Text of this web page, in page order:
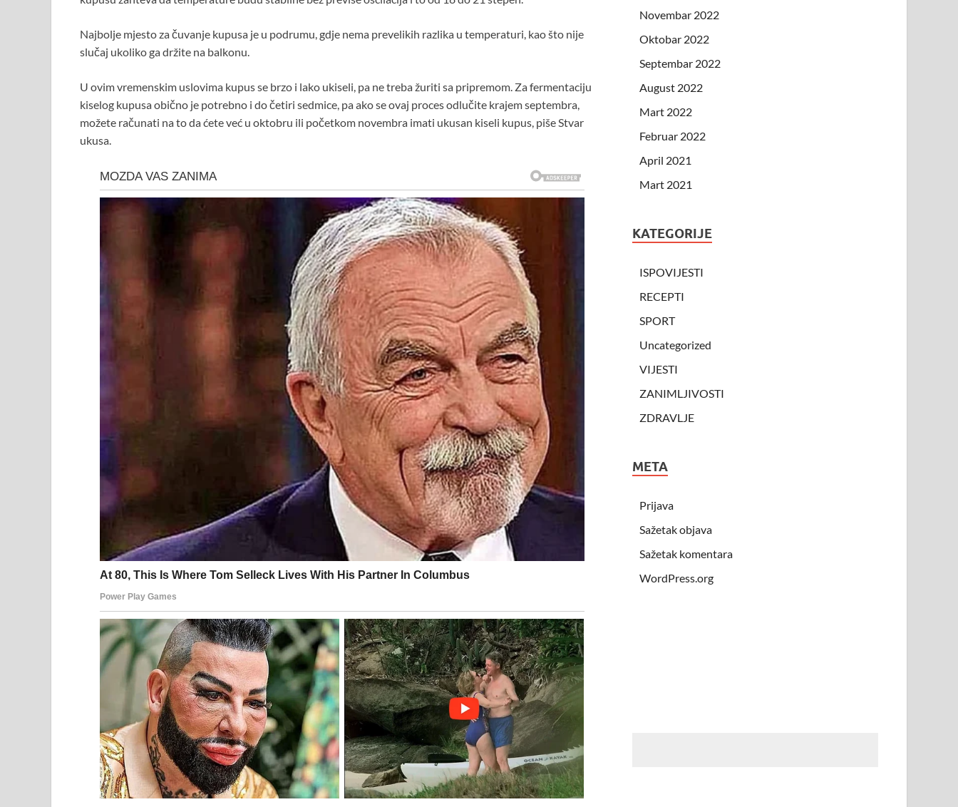
Najbolje mjesto za čuvanje kupusa je u podrumu, gdje nema prevelikih razlika u temperaturi, kao što nije
slučaj ukoliko ga držite na balkonu.
U ovim vremenskim uslovima kupus se brzo i lako ukiseli, pa ne treba žuriti sa pripremom. Za fermentaciju
kiselog kupusa obično je potrebno i do četiri sedmice, pa ako se ovaj proces odlučite krajem septembra,
možete računati na to da ćete već u oktobru ili početkom novembra imati ukusan kiseli kupus, piše Stvar
ukusa.
Novembar 2022
Oktobar 2022
Septembar 2022
August 2022
Mart 2022
Februar 2022
April 2021
Mart 2021
KATEGORIJE
ISPOVIJESTI
RECEPTI
SPORT
Uncategorized
VIJESTI
ZANIMLJIVOSTI
ZDRAVLJE
META
Prijava
Sažetak objava
Sažetak komentara
WordPress.org